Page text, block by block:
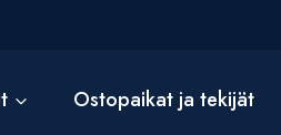
Ostopaikat ja tekijät